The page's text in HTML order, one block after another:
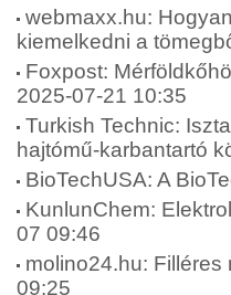
webmaxx.hu:
kiemelkedni a
Foxpost:
2025-07-21 10:35
Turkish Technic:
hajtómű-karbantartó
BioTechUSA: A
KunlunChem:
07 09:46
molino24.hu:
09:25